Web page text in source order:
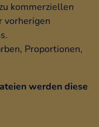
kommerziellen
vorherigen
Proportionen,
werden diese